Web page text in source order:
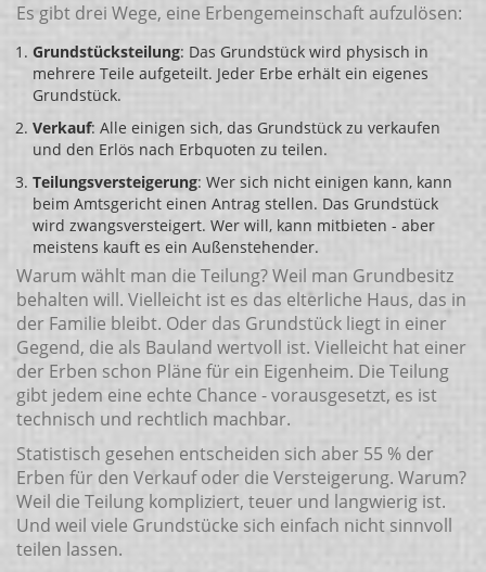
Es gibt drei Wege, eine Erbengemeinschaft aufzulösen:
Grundstücksteilung: Das Grundstück wird physisch in
mehrere Teile aufgeteilt. Jeder Erbe erhält ein eigenes
Grundstück.
Verkauf: Alle einigen sich, das Grundstück zu verkaufen
und den Erlös nach Erbquoten zu teilen.
Teilungsversteigerung: Wer sich nicht einigen kann, kann
beim Amtsgericht einen Antrag stellen. Das Grundstück
wird zwangsversteigert. Wer will, kann mitbieten - aber
meistens kauft es ein Außenstehender.
Warum wählt man die Teilung? Weil man Grundbesitz
behalten will. Vielleicht ist es das elterliche Haus, das in
der Familie bleibt. Oder das Grundstück liegt in einer
Gegend, die als Bauland wertvoll ist. Vielleicht hat einer
der Erben schon Pläne für ein Eigenheim. Die Teilung
gibt jedem eine echte Chance - vorausgesetzt, es ist
technisch und rechtlich machbar.
Statistisch gesehen entscheiden sich aber 55 % der
Erben für den Verkauf oder die Versteigerung. Warum?
Weil die Teilung kompliziert, teuer und langwierig ist.
Und weil viele Grundstücke sich einfach nicht sinnvoll
teilen lassen.